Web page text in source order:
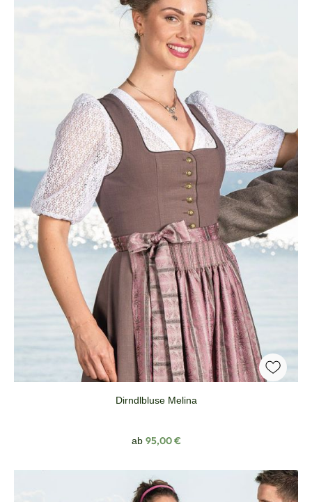
Dirndlbluse Melina
Regulärer Preis:
ab 95,00 €